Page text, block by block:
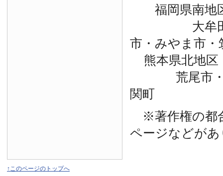
福岡県南地
大牟田市
市・みやま市・
熊本県北地区
荒尾市・玉
関町
※著作権の都
ページなどが
↑このページのトップへ